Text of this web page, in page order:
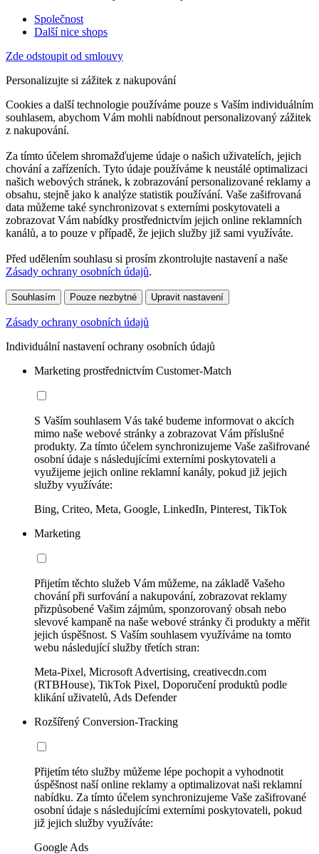
Společnost
Další nice shops
Zde odstoupit od smlouvy
Personalizujte si zážitek z nakupování
Cookies a další technologie používáme pouze s Vaším individuálním
souhlasem, abychom Vám mohli nabídnout personalizovaný zážitek
z nakupování.
Za tímto účelem shromažďujeme údaje o našich uživatelích, jejich
chování a zařízeních. Tyto údaje používáme k neustálé optimalizaci
našich webových stránek, k zobrazování personalizované reklamy a
obsahu, stejně jako k analýze statistik používání. Vaše zašifrovaná
data můžeme také synchronizovat s externími poskytovateli a
zobrazovat Vám nabídky prostřednictvím jejich online reklamních
kanálů, a to pouze v případě, že jejich služby již sami využíváte.
Před udělením souhlasu si prosím zkontrolujte nastavení a naše
Zásady ochrany osobních údajů.
Souhlasím Pouze nezbytné Upravit nastavení
Zásady ochrany osobních údajů
Individuální nastavení ochrany osobních údajů
Marketing prostřednictvím Customer-Match
S Vaším souhlasem Vás také budeme informovat o akcích
mimo naše webové stránky a zobrazovat Vám příslušné
produkty. Za tímto účelem synchronizujeme Vaše zašifrované
osobní údaje s následujícími externími poskytovateli a
využijeme jejich online reklamní kanály, pokud již jejich
služby využíváte:
Bing, Criteo, Meta, Google, LinkedIn, Pinterest, TikTok
Marketing
Přijetím těchto služeb Vám můžeme, na základě Vašeho
chování při surfování a nakupování, zobrazovat reklamy
přizpůsobené Vašim zájmům, sponzorovaný obsah nebo
slevové kampaně na naše webové stránky či produkty a měřit
jejich úspěšnost. S Vaším souhlasem využíváme na tomto
webu následující služby třetích stran:
Meta-Pixel, Microsoft Advertising, creativecdn.com
(RTBHouse), TikTok Pixel, Doporučení produktů podle
klikání uživatelů, Ads Defender
Rozšířený Conversion-Tracking
Přijetím této služby můžeme lépe pochopit a vyhodnotit
úspěšnost naší online reklamy a optimalizovat naši reklamní
nabídku. Za tímto účelem synchronizujeme Vaše zašifrované
osobní údaje s následujícími externími poskytovateli, pokud
již jejich služby využíváte:
Google Ads